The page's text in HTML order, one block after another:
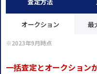
査定方法
オークション 最
※2023年9月時点
一括査定とオークション